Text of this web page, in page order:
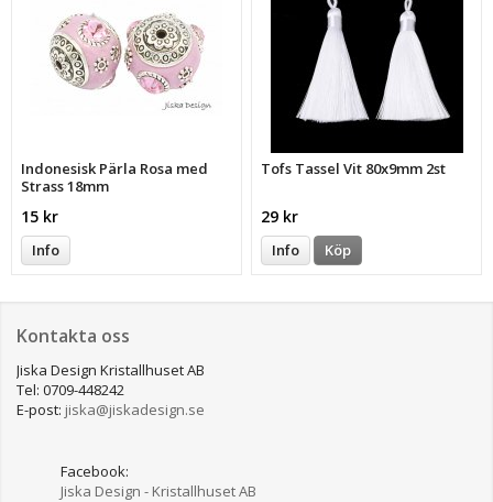
Indonesisk Pärla Rosa med
Strass 18mm
15 kr
Info
Tofs Tassel Vit 80x9mm 2st
29 kr
Info Köp
Kontakta oss
Jiska Design Kristallhuset AB
Tel: 0709-448242
E-post: jiska@jiskadesign.se
Facebook:
Jiska Design - Kristallhuset AB